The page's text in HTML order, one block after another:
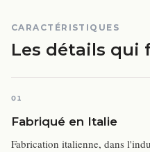
CARACTÉRISTIQUES
Les détails qui
01
Fabriqué en Italie
Fabrication italienne, dans